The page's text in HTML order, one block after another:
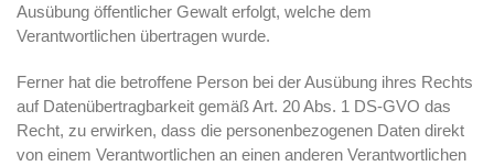
Ausübung öffentlicher Gewalt erfolgt, welche dem
Verantwortlichen übertragen wurde.
Ferner hat die betroffene Person bei der Ausübung ihres Rechts
auf Datenübertragbarkeit gemäß Art. 20 Abs. 1 DS-GVO das
Recht, zu erwirken, dass die personenbezogenen Daten direkt
von einem Verantwortlichen an einen anderen Verantwortlichen